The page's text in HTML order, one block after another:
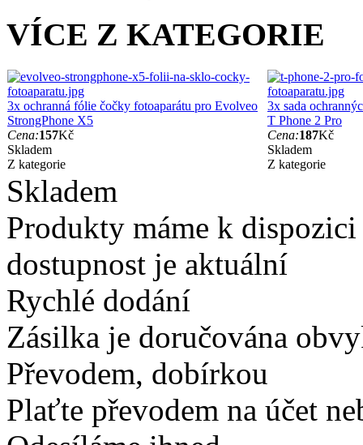
VÍCE Z KATEGORIE
3x ochranná fólie čočky fotoaparátu pro Evolveo
StrongPhone X5
Cena:157Kč
Skladem
Z kategorie
3x sada
T Phone 2 Pro
Cena:187Kč
Skladem
Z kategorie
Skladem
Produkty máme k
dostupnost je aktuální
Rychlé dodání
Zásilka je doručována
Převodem, dobírkou
Plaťte převodem na účet